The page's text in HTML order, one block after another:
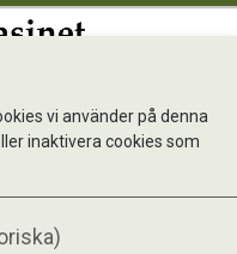
400 g
vi använder på denna
inaktivera cookies som